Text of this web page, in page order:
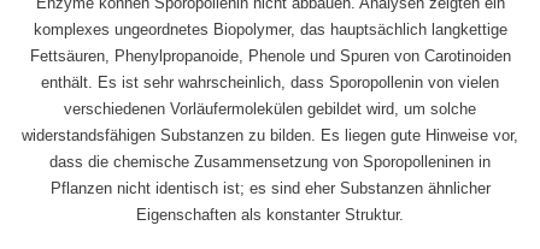
komplexes ungeordnetes Biopolymer, das hauptsächlich langkettige
Fettsäuren, Phenylpropanoide, Phenole und Spuren von Carotinoiden
enthält. Es ist sehr wahrscheinlich, dass Sporopollenin von vielen
verschiedenen Vorläufermolekülen gebildet wird, um solche
widerstandsfähigen Substanzen zu bilden. Es liegen gute Hinweise vor,
dass die chemische Zusammensetzung von Sporopolleninen in
Pflanzen nicht identisch ist; es sind eher Substanzen ähnlicher
Eigenschaften als konstanter Struktur.